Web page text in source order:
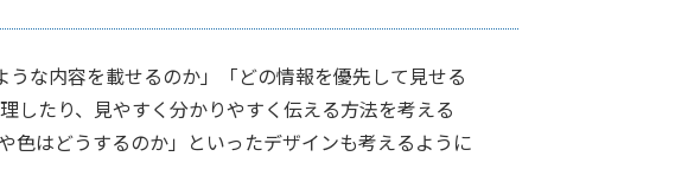
な内容を載せるのか」「どの情報を優先して見せる
したり、見やすく分かりやすく伝える方法を考える
色はどうするのか」といったデザインも考えるように